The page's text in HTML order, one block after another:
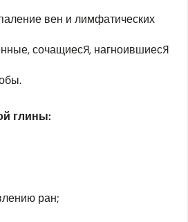
вен и лимфатических
сочащиеся, нагноившиеся
глины:
ран;